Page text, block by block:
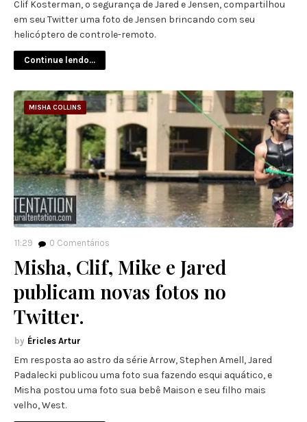
Clif Kosterman, o segurança de Jared e Jensen, compartilhou
em seu Twitter uma foto de Jensen brincando com seu
helicóptero de controle-remoto.
Continue lendo...
MISHA COLLINS
11:29 0 Comentários
Misha, Clif, Mike e Jared
publicam novas fotos no
Twitter.
Éricles Artur
Em resposta ao astro da série Arrow, Stephen Amell, Jared
Padalecki publicou uma foto sua fazendo esqui aquático, e
Misha postou uma foto sua bebê Maison e seu filho mais
velho, West.